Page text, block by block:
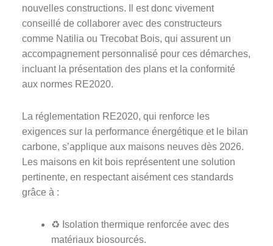
nouvelles constructions. Il est donc vivement
conseillé de collaborer avec des constructeurs
comme Natilia ou Trecobat Bois, qui assurent un
accompagnement personnalisé pour ces démarches,
incluant la présentation des plans et la conformité
aux normes RE2020.
La réglementation RE2020, qui renforce les
exigences sur la performance énergétique et le bilan
carbone, s’applique aux maisons neuves dès 2026.
Les maisons en kit bois représentent une solution
pertinente, en respectant aisément ces standards
grâce à :
♻ Isolation thermique renforcée avec des
matériaux biosourcés.